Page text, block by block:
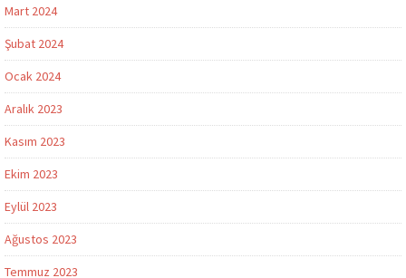
Mart 2024
Şubat 2024
Ocak 2024
Aralık 2023
Kasım 2023
Ekim 2023
Eylül 2023
Ağustos 2023
Temmuz 2023